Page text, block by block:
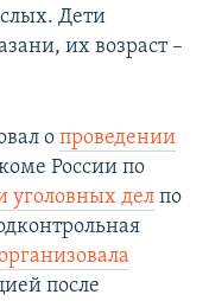
Дети
их возраст –
о проведении
России по
уголовных дел по
после